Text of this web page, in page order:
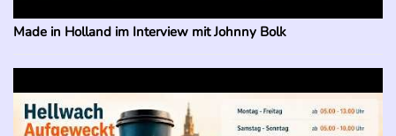
Made in Holland im Interview mit Johnny Bolk